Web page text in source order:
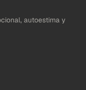
autoestima y